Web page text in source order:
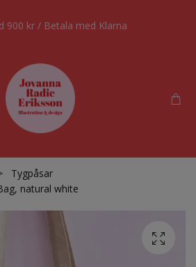
900 kr / Betala med Klarna
Tygpåsar
natural white